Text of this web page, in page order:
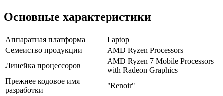
Основные характеристики
Аппаратная платформа
Laptop
Семейство продукции
AMD Ryzen Processors
Линейка процессоров
AMD Ryzen 7 Mobile Processors
with Radeon Graphics
Прежнее кодовое имя
разработки
"Renoir"